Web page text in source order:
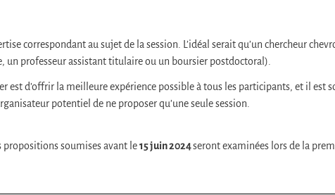
correspondant au sujet de la session. L’idéal serait qu’un chercheur
un professeur assistant titulaire ou un boursier postdoctoral).
d’offrir la meilleure expérience possible à tous les participants, et il est
potentiel de ne proposer qu’une seule session.
propositions soumises avant le15 juin 2024seront examinées lors de la